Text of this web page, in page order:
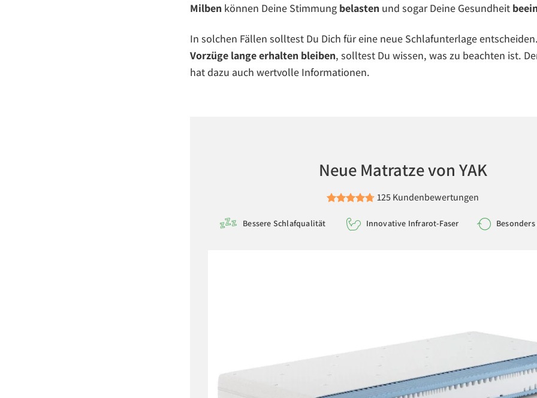
Milben können Deine Stimmung belasten und sogar Deine Gesundheit
In solchen Fällen solltest Du Dich für eine neue Schlafunterlage
Vorzüge lange erhalten bleiben, solltest Du wissen, was zu beachten ist.
hat dazu auch wertvolle Informationen.
Neue Matratze von YAK
125 Kundenbewertungen
Bessere Schlafqualität Innovative Infrarot-Faser